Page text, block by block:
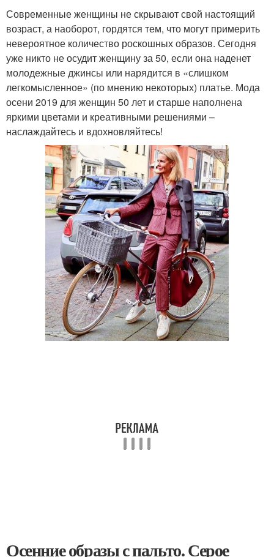
Современные женщины не скрывают свой настоящий
возраст, а наоборот, гордятся тем, что могут примерить
невероятное количество роскошных образов. Сегодня
уже никто не осудит женщину за 50, если она наденет
молодежные джинсы или нарядится в «слишком
легкомысленное» (по мнению некоторых) платье. Мода
осени 2019 для женщин 50 лет и старше наполнена
яркими цветами и креативными решениями –
наслаждайтесь и вдохновляйтесь!
Осенние образы с пальто. Серое